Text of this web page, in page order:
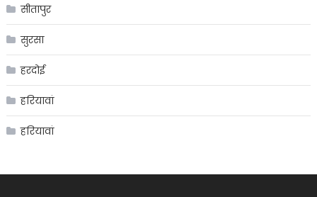
सीतापुर
सुरसा
हरदोई
हरियावां
हरियावां